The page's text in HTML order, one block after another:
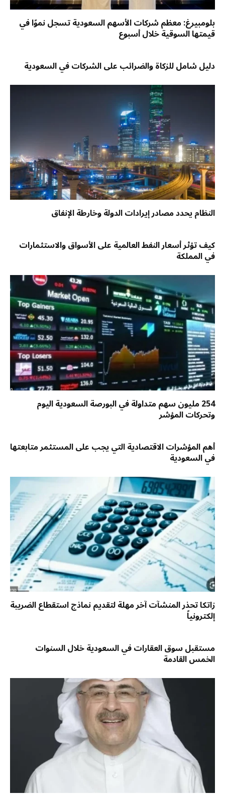
بلومبيرغ: معظم شركات الأسهم السعودية تسجل نموًا في
قيمتها السوقية خلال أسبوع
دليل شامل للزكاة والضرائب على الشركات في السعودية
النظام يحدد مصادر إيرادات الدولة وخارطة الإنفاق
كيف تؤثر أسعار النفط العالمية على الأسواق والاستثمارات
في المملكة
254 مليون سهم متداولة في البورصة السعودية اليوم
وتحركات المؤشر
أهم المؤشرات الاقتصادية التي يجب على المستثمر متابعتها
في السعودية
زاتكا تحذر المنشآت آخر مهلة لتقديم نماذج استقطاع الضريبة
إلكترونياً
مستقبل سوق العقارات في السعودية خلال السنوات
الخمس القادمة